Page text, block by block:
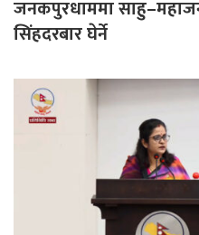
जनकपुरधाममा
सिंहदरबार घेर्ने